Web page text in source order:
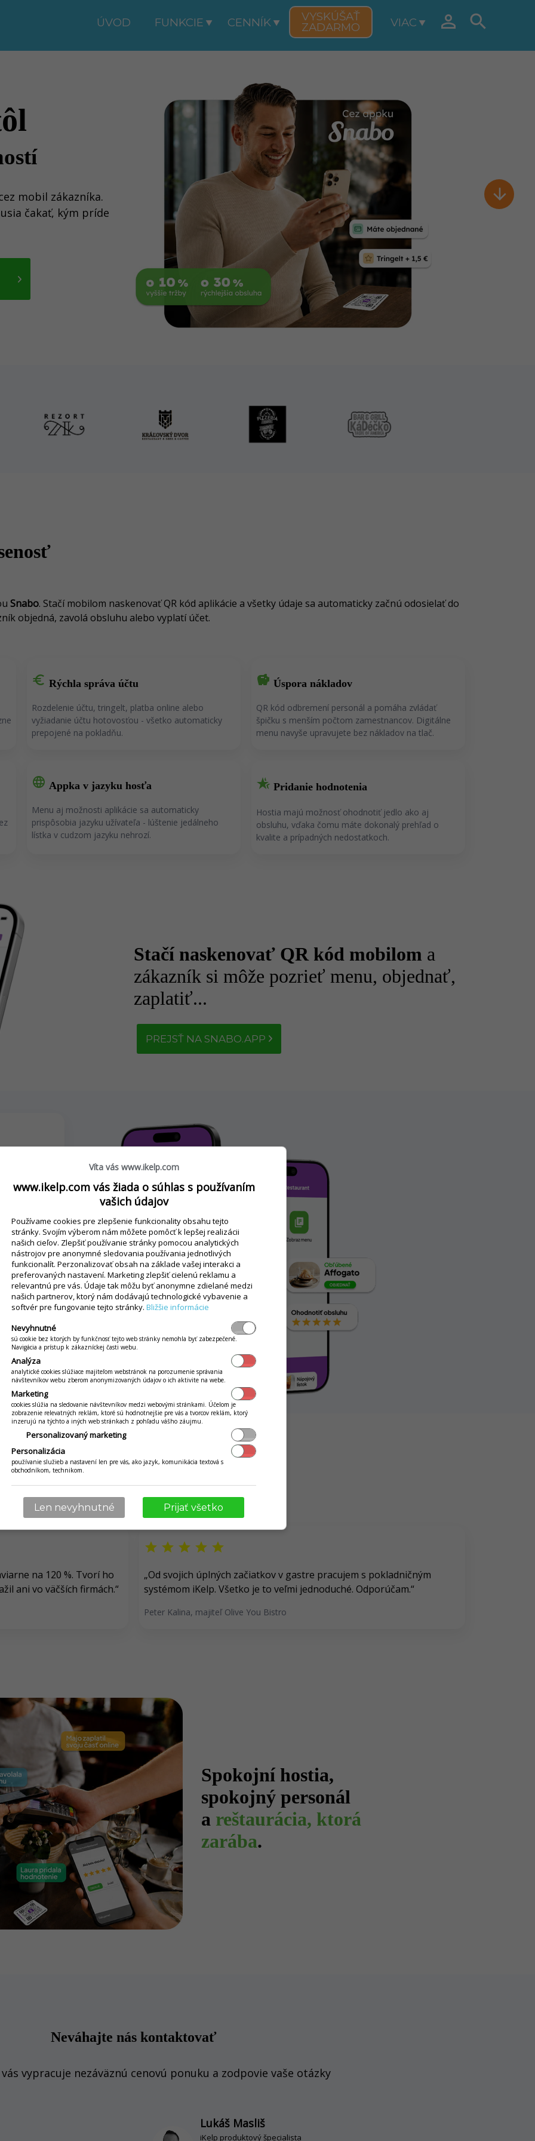
ÚVOD FUNKCIE CENNÍK VYSKÚŠAŤ
ZADARMO VIAC  

mobil zákazníka.
čakať, kým príde
Snabo. Stačí mobilom naskenovať QR kód aplikácie a všetky údaje sa automaticky začnú odosielať do
objedná, zavolá obsluhu alebo vyplatí účet.
euro Rýchla správa účtu
Rozdelenie účtu, tringelt, platba online alebo
vyžiadanie účtu hotovosťou - všetko automaticky
prepojené na pokladňu.
savings Úspora nákladov
QR kód odbremení personál a pomáha zvládať
špičku s menším počtom zamestnancov. Digitálne
menu navyše upravujete bez nákladov na tlač.
language Appka v jazyku hosťa
Menu aj možnosti aplikácie sa automaticky
prispôsobia jazyku užívateľa - lúštenie jedálneho
lístka v cudzom jazyku nehrozí.
hotel_class Pridanie hodnotenia
Hostia majú možnosť ohodnotiť jedlo ako aj
obsluhu, vďaka čomu máte dokonalý prehľad o
kvalite a prípadných nedostatkoch.
Stačí naskenovať QR kód mobilom a
zákazník si môže pozrieť menu, objednať,
zaplatiť...
PREJSŤ NA SNABO.APP
iKelp
na 120 %. Tvorí ho
ani vo väčších firmách.“
star star star star star
„Od svojich úplných začiatkov v gastre pracujem s pokladničným
systémom iKelp. Všetko je to veľmi jednoduché. Odporúčam.“
Peter Kalina, majiteľ Olive You Bistro
Spokojní hostia,
spokojný personál
a reštaurácia, ktorá
zarába.
Neváhajte nás kontaktovať
vypracuje nezáväznú cenovú ponuku a zodpovie vaše otázky
Lukáš Masliš
iKelp produktový špecialista
Víta vás www.ikelp.com
www.ikelp.com vás žiada o súhlas s používaním
vašich údajov
Používame cookies pre zlepšenie funkcionality obsahu tejto
stránky. Svojím výberom nám môžete pomôcť k lepšej realizácii
našich cieľov. Zlepšiť používanie stránky pomocou analytických
nástrojov pre anonymné sledovania používania jednotlivých
funkcionalít. Perzonalizovať obsah na základe vašej interakci a
preferovaných nastavení. Marketing zlepšiť cielenú reklamu a
relevantnú pre vás. Údaje tak môžu byť anonymne zdielané medzi
našich partnerov, ktorý nám dodávajú technologické vybavenie a
softvér pre fungovanie tejto stránky. Bližšie informácie
Nevyhnutné
sú cookie bez ktorých by funkčnosť tejto web stránky nemohla byť zabezpečené.
Navigácia a prístup k zákazníckej časti webu.
Analýza
analytické cookies slúžiace majiteľom webstránok na porozumenie správania
návštevníkov webu zberom anonymizovaných údajov o ich aktivite na webe.
Marketing
cookies slúžia na sledovanie návštevníkov medzi webovými stránkami. Účelom je
zobrazenie relevatných reklám, ktoré sú hodnotnejšie pre vás a tvorcov reklám, ktorý
inzerujú na týchto a iných web stránkach z pohľadu vášho záujmu.
Personalizovaný marketing
Personalizácia
používanie služieb a nastavení len pre vás, ako jazyk, komunikácia textová s
obchodníkom, technikom.
Len nevyhnutné Prijať všetko